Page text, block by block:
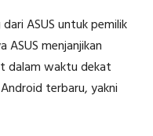
ASUS untuk pemilik
ASUS menjanjikan
dalam waktu dekat
terbaru, yakni